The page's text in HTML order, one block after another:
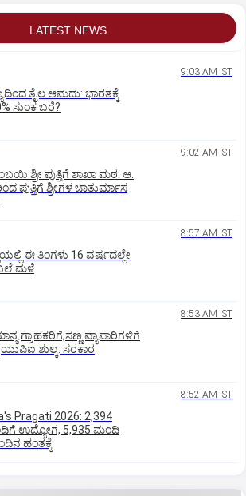
LATEST NEWS
9:03 AM IST
ತೈಲ ಆಮದು: ಭಾರತಕ್ಕೆ
ಸುಂಕ ಬರೆ?
9:02 AM IST
ಶ್ರೀ ಪುತ್ತಿಗೆ ಶಾಖಾ ಮಠ: ಆ.
ಪುತ್ತಿಗೆ ಶ್ರೀಗಳ ಚಾತುರ್ಮಾಸ
8:57 AM IST
ಈ ತಿಂಗಳು 16 ವರ್ಷದಲ್ಲೇ
ಮಳೆ
8:53 AM IST
ಗ್ರಾಹಕರಿಗೆ,ಸಣ್ಣ ವ್ಯಾಪಾರಿಗಳಿಗೆ
ಯುಪಿಐ ಶುಲ್ಕ: ಸರಕಾರ
8:52 AM IST
Pragati 2026: 2,394
ಉದ್ಯೋಗ, 5,935 ಮಂದಿ
ಹಂತಕ್ಕೆ